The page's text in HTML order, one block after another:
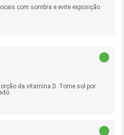
com sombra e evite exposição
da vitamina D. Tome sol por